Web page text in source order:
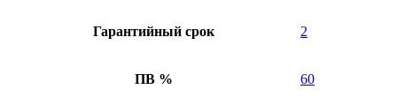
Гарантийный срок 2
ПВ % 60